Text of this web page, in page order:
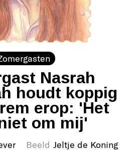
Nasrah
houdt koppig
erop: 'Het
om mij'
Beeld Jeltje de Koning